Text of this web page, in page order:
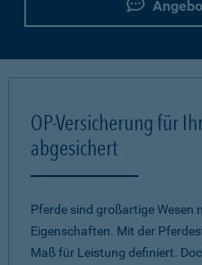
OP-Versicherung für
abgesichert
Pferde sind großartige Wesen
Eigenschaften. Mit der
Maß für Leistung definiert.